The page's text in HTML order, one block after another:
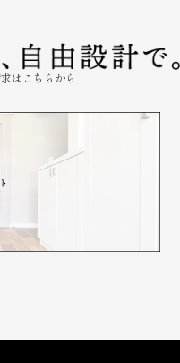
はこちらから